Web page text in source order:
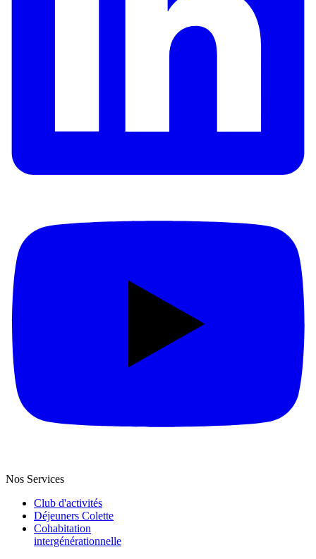
Nos Services
Club d'activités
Déjeuners Colette
Cohabitation
intergénération­nelle